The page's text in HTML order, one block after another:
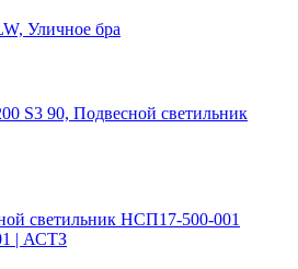
Уличное бра
S3 90, Подвесной светильник
светильник НСП17-500-001
| АСТЗ